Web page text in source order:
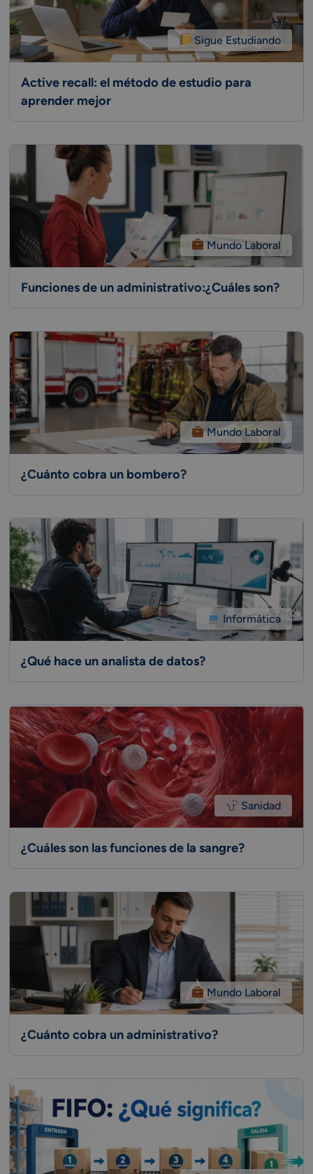
Sigue Estudiando
Active recall: el método de estudio para
aprender mejor
Mundo Laboral
Funciones de un administrativo:¿Cuáles son?
Mundo Laboral
¿Cuánto cobra un bombero?
Informática
¿Qué hace un analista de datos?
Sanidad
¿Cuáles son las funciones de la sangre?
Mundo Laboral
¿Cuánto cobra un administrativo?